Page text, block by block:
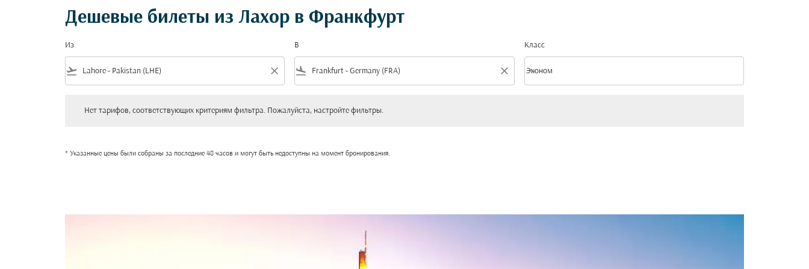
Дешевые билеты из Лахор в Франкфурт
Из
flight_takeoff close
В
flight_land close
Класс
Класс option Эконом Selected
Эконом
keyboard_arrow_down
Нет тарифов, соответствующих критериям фильтра. Пожалуйста, настройте фильтры.
* Указанные цены были собраны за последние 48 часов и могут быть недоступны на момент бронирования.